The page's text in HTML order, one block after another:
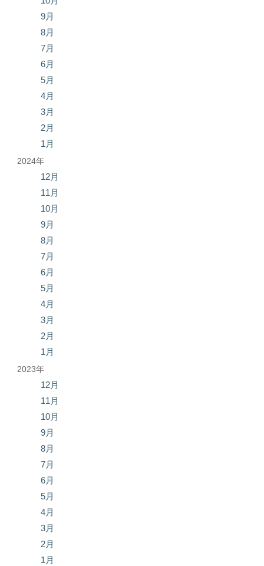
9月
8月
7月
6月
5月
4月
3月
2月
1月
2024年
12月
11月
10月
9月
8月
7月
6月
5月
4月
3月
2月
1月
2023年
12月
11月
10月
9月
8月
7月
6月
5月
4月
3月
2月
1月